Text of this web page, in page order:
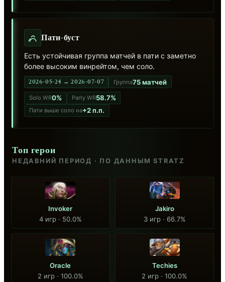
Пати-буст
Есть устойчивая группа матчей в пати с заметно
более высоким винрейтом, чем соло.
2026-05-24 → 2026-07-07 Группа75 матчей
Solo WR0% Party WR58.7%
Пати выше соло на+2 п.п.
Топ герои
НЕДАВНИЙ ПЕРИОД · ПО ДАННЫМ STRATZ
Invoker
4 игр · 50.0%
Jakiro
3 игр · 66.7%
Oracle
2 игр · 100.0%
Techies
2 игр · 100.0%